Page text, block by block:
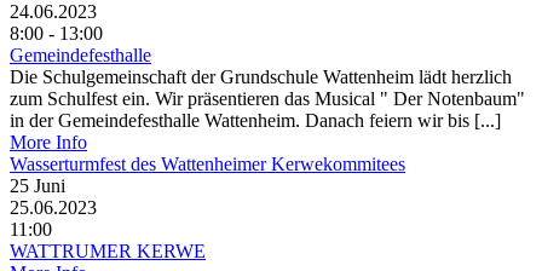
24.06.2023
8:00 - 13:00
Gemeindefesthalle
Die Schulgemeinschaft der Grundschule Wattenheim lädt herzlich
zum Schulfest ein. Wir präsentieren das Musical " Der Notenbaum"
in der Gemeindefesthalle Wattenheim. Danach feiern wir bis [...]
More Info
Wasserturmfest des Wattenheimer Kerwekommitees
25 Juni
25.06.2023
11:00
WATTRUMER KERWE